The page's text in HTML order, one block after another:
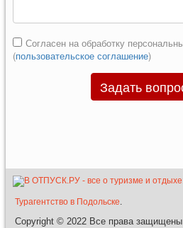
Турагентство в Подольске.
Copyright © 2022 Все права защищены